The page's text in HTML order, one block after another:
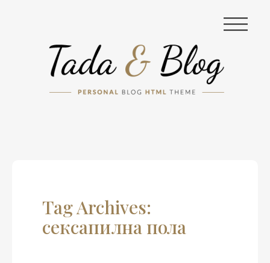
|||
Tag Archives:
сексапилна пола